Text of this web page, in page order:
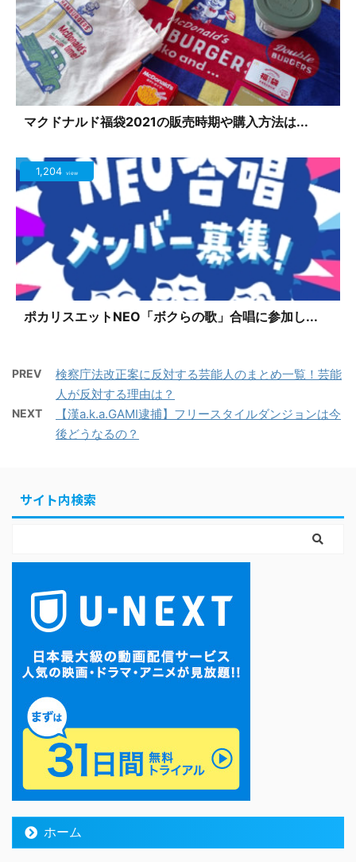
マクドナルド福袋2021の販売時期や購入方法は...
1,204 view
ポカリスエットNEO「ボクらの歌」合唱に参加し...
PREV
検察庁法改正案に反対する芸能人のまとめ一覧！芸能
人が反対する理由は？
NEXT
【漢a.k.a.GAMI逮捕】フリースタイルダンジョンは今
後どうなるの？
サイト内検索
ホーム